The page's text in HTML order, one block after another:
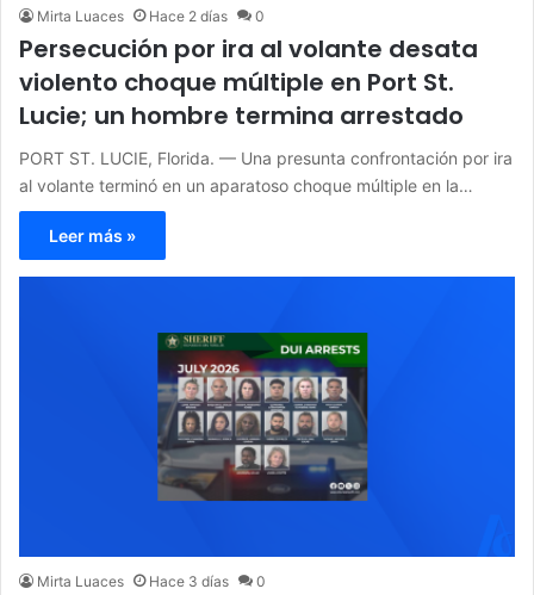
Mirta Luaces Hace 2 días 0
Persecución por ira al volante desata
violento choque múltiple en Port St.
Lucie; un hombre termina arrestado
PORT ST. LUCIE, Florida. — Una presunta confrontación por ira
al volante terminó en un aparatoso choque múltiple en la…
Leer más »
Mirta Luaces Hace 3 días 0